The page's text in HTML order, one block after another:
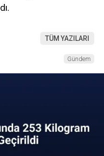
TÜM YAZILARI
Gündem